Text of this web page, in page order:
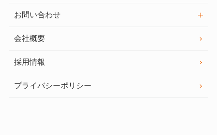
お問い合わせ
会社概要
採用情報
プライバシーポリシー